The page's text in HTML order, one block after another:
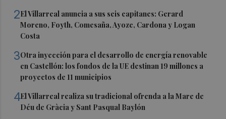
2El Villarreal anuncia a sus seis capitanes: Gerard
Moreno, Foyth, Comesaña, Ayoze, Cardona y Logan
Costa
3Otra inyección para el desarrollo de energía renovable
en Castellón: los fondos de la UE destinan 19 millones a
proyectos de 11 municipios
4El Villarreal realiza su tradicional ofrenda a la Mare de
Déu de Gràcia y Sant Pasqual Baylón